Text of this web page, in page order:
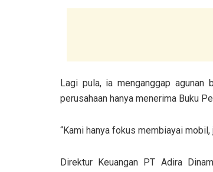
Lagi pula, ia menganggap agunan
perusahaan hanya menerima Buku
“Kami hanya fokus membiayai mobil,
Direktur Keuangan PT Adira